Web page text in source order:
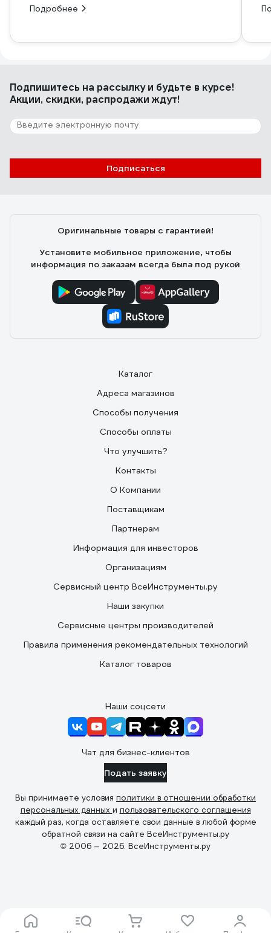
Подробнее
Подпишитесь на рассылкуи будьте в курсе!
Акции, скидки, распродажи ждут!
Подписаться
Оригинальные товары с гарантией!
Установите мобильное приложение, чтобы
информация по заказам всегда была под рукой
Каталог
Адреса магазинов
Способы получения
Способы оплаты
Что улучшить?
Контакты
О Компании
Поставщикам
Партнерам
Информация для инвесторов
Организациям
Сервисный центр ВсеИнструменты.ру
Наши закупки
Сервисные центры производителей
Правила применения рекомендательных технологий
Каталог товаров
Наши соцсети
Чат для бизнес-клиентов
Подать заявку
Вы принимаете условия политики в отношении обработки
персональных данных и пользовательского соглашения
каждый раз, когда оставляете свои данные в любой форме
обратной связи на сайте ВсеИнструменты.ру
© 2006 — 2026. ВсеИнструменты.ру